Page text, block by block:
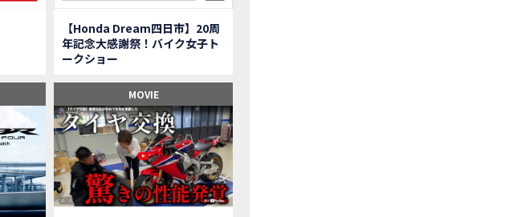
【バイク女子】急遽、愛車とお別れ…ついにあのバイクに乗れた
【バイク女子】オイル交換だけのつもりが、まさかのアレを交換することに！？
【Honda Dream 鈴鹿２０周年記念大感謝祭】 多くの方のご来店ありがとうございました！
【CB650R E-Clutch】X-ADVでDCTに5年乗った私が素直にレビュー｜Honda X-ADV
【カブでアクセル全開】女性ライダーで耐久レース参戦！レースだけじゃないサーキットの楽しみ方|Honda
【新型X-ADV】最初のカスタムはこれ！ガラスコーティングもしちゃいました|Honda X-ADV
【納車】新型X-ADV初走行！3台乗り継いだ私の素直な感想｜DCT クルーズコントロール
三重県下 Honda Dream4店舗にて新春キャンペーンを開催
【速報】2025年モデルHonda X-ADV契約しました！新型のどこが凄いかチェックしてきた！
【女子ツーリング】秋の女子ツーリングin鳥羽・伊勢 【Honda Dream 松阪】
スーパーカブFinal Edition/HELLP KITTY在庫車あります！
【Honda Dream四日市】20周
年記念大感謝祭！バイク女子ト
ークショー
MOVIE